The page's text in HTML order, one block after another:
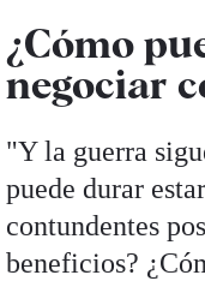
¿Cómo
negociar
"Y la guerra
puede durar
contundentes
beneficios?